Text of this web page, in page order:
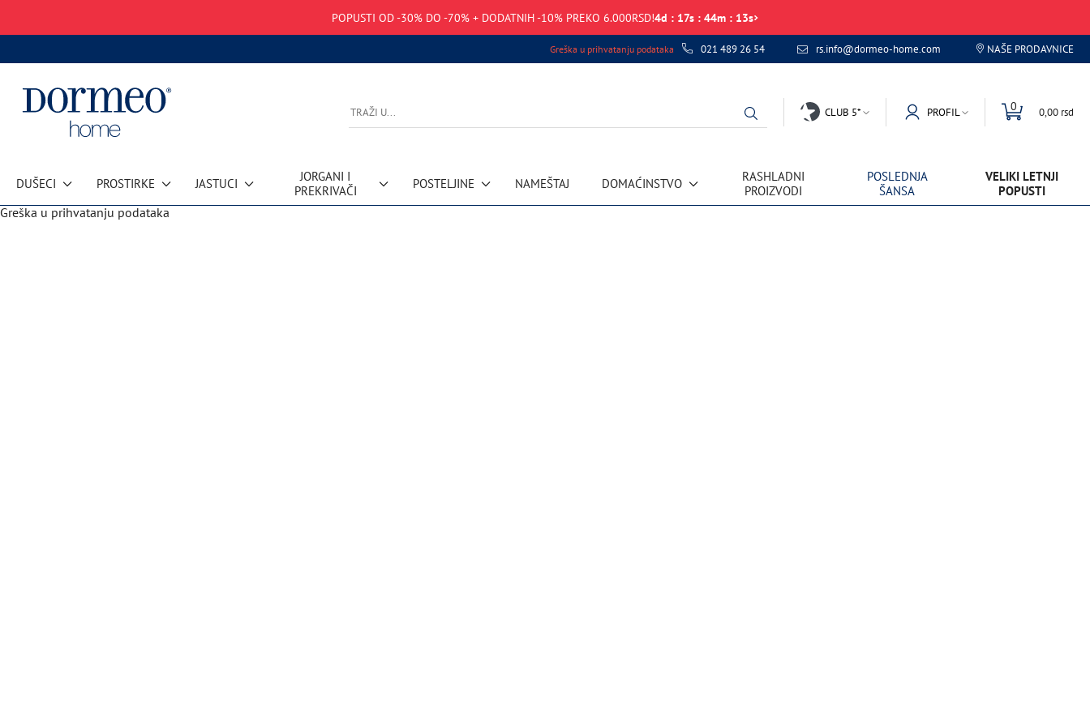
POPUSTI OD -30% DO -70% + DODATNIH -10% PREKO 6.000RSD!4d : 17s : 44m : 13s
Greška u prihvatanju podataka 021 489 26 54 rs.info@dormeo-home.com NAŠE PRODAVNICE
CLUB 5* PROFIL 0 0,00 rsd
DUŠECI PROSTIRKE JASTUCI
JORGANI I
PREKRIVAČI
POSTELJINE NAMEŠTAJ DOMAĆINSTVO
RASHLADNI
PROIZVODI
POSLEDNJA
ŠANSA
VELIKI LETNJI
POPUSTI
Greška u prihvatanju podataka